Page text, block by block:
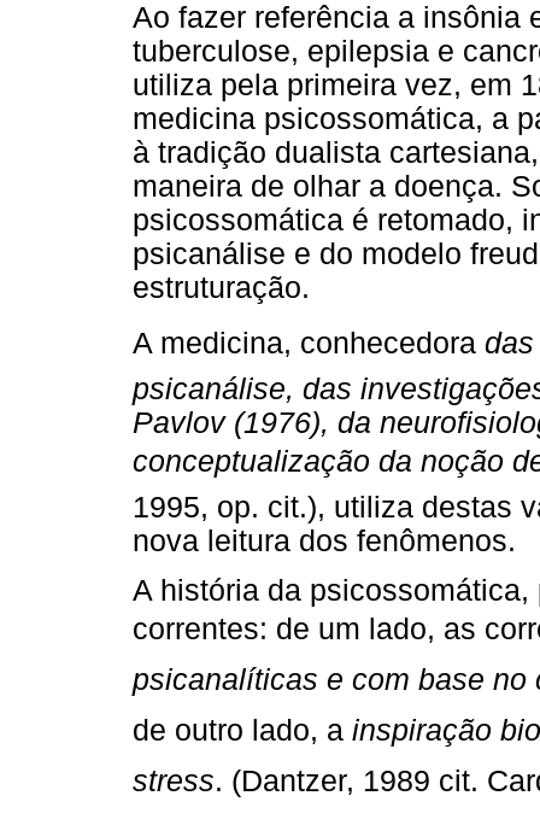
Ao fazer referência a insônia
tuberculose, epilepsia e
utiliza pela primeira vez, em
medicina psicossomática, a
à tradição dualista
maneira de olhar a doença.
psicossomática é retomado,
psicanálise e do modelo
estruturação.
A medicina, conhecedora
psicanálise, das
Pavlov (1976), da
conceptualização da noção
1995, op. cit.), utiliza destas
nova leitura dos fenômenos.
A história da
correntes: de um lado, as
psicanalíticas e com base no
de outro lado, a inspiração
stress. (Dantzer, 1989 cit.